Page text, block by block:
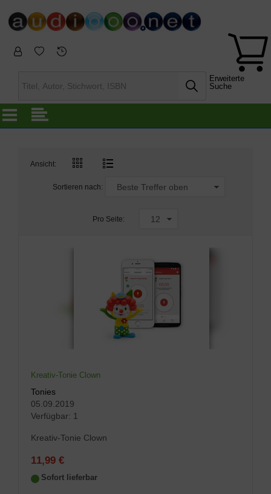
Erweiterte
Suche
Ansicht:
Sortieren nach:
Pro Seite:
Kreativ-Tonie Clown
Tonies
05.09.2019
Verfügbar: 1
Kreativ-Tonie Clown
11,99 €
Sofort lieferbar